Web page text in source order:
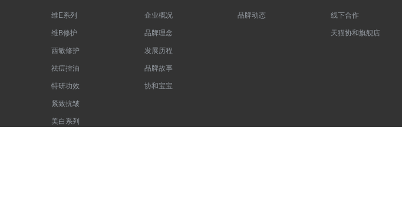
维E系列
维B修护
西敏修护
祛痘控油
特研功效
紧致抗皱
美白系列
企业概况
品牌理念
发展历程
品牌故事
协和宝宝
品牌动态 线下合作
天猫协和旗舰店